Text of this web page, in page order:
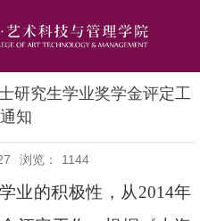
研究生学业奖学金评定工
知
浏览： 1144
业的积极性，从2014年